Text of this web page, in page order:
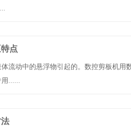
点
流动中的悬浮物引起的。数控剪板机
......